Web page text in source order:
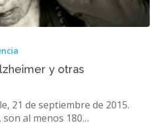
y otras
21 de septiembre de 2015.
son al menos 180…